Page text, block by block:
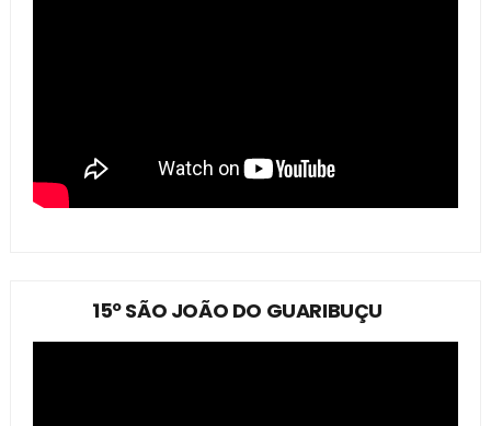
15º SÃO JOÃO DO GUARIBUÇU